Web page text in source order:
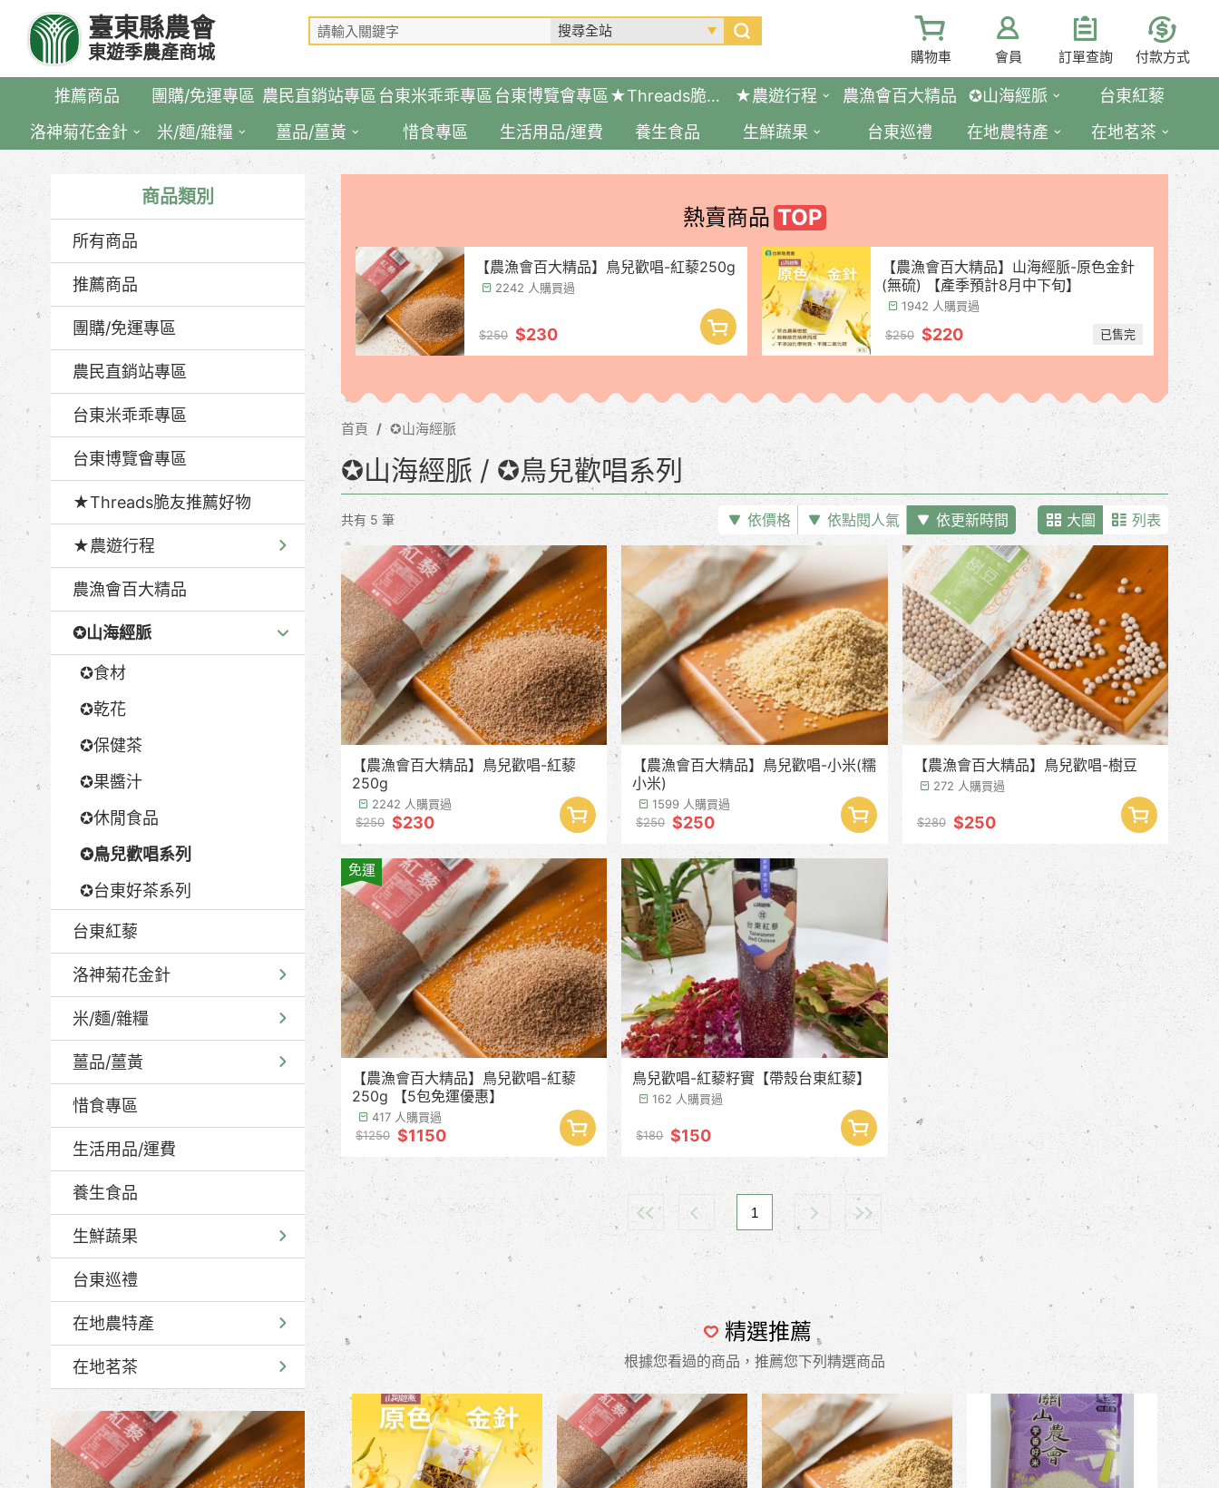
要
臺東縣農會
東遊季農產商城 購物車 會員 訂單查詢 付款方式
推薦商品 團購/免運專區 農民直銷站專區 台東米乖乖專區 台東博覽會專區 ★Threads脆友推薦好物 ★農遊行程 農漁會百大精品 ✪山海經脈
台東紅藜
洛神菊花金針
米/麵/雜糧 薑品/薑黃 惜食專區 生活用品/運費 養生食品 生鮮蔬果 台東巡禮 在地農特產 在地茗茶
商品類別
所有商品
推薦商品
團購/免運專區
農民直銷站專區
台東米乖乖專區
台東博覽會專區
★Threads脆友推薦好物
★農遊行程
農漁會百大精品
✪山海經脈
✪食材
✪乾花
✪保健茶
✪果醬汁
✪休閒食品
✪鳥兒歡唱系列
✪台東好茶系列
台東紅藜
洛神菊花金針
米/麵/雜糧
薑品/薑黃
惜食專區
生活用品/運費
養生食品
生鮮蔬果
台東巡禮
在地農特產
在地茗茶
熱賣商品
【農漁會百大精品】鳥兒歡唱-紅藜250g
2242 人購買過
$250 $230
【農漁會百大精品】山海經脈-原色金針
(無硫) 【產季預計8月中下旬】
1942 人購買過
$250 $220 已售完
首頁 ✪山海經脈
✪山海經脈 / ✪鳥兒歡唱系列
共有 5 筆 依價格 依點閱人氣 依更新時間 大圖 列表
【農漁會百大精品】鳥兒歡唱-紅藜
250g
2242 人購買過
$250 $230
【農漁會百大精品】鳥兒歡唱-小米(糯
小米)
1599 人購買過
$250 $250
【農漁會百大精品】鳥兒歡唱-樹豆
272 人購買過
$280 $250
免運
【農漁會百大精品】鳥兒歡唱-紅藜
250g 【5包免運優惠】
417 人購買過
$1250 $1150
鳥兒歡唱-紅藜籽實【帶殼台東紅藜】
162 人購買過
$180 $150
1
精選推薦
根據您看過的商品，推薦您下列精選商品